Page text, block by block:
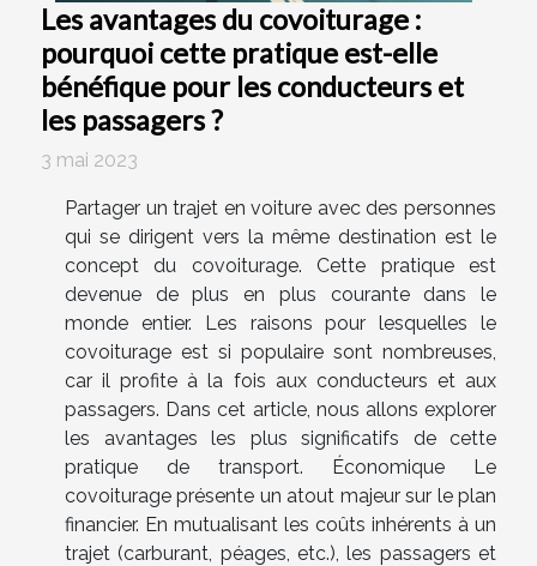
Les avantages du covoiturage :
pourquoi cette pratique est-elle
bénéfique pour les conducteurs et
les passagers ?
3 mai 2023
Partager un trajet en voiture avec des personnes
qui se dirigent vers la même destination est le
concept du covoiturage. Cette pratique est
devenue de plus en plus courante dans le
monde entier. Les raisons pour lesquelles le
covoiturage est si populaire sont nombreuses,
car il profite à la fois aux conducteurs et aux
passagers. Dans cet article, nous allons explorer
les avantages les plus significatifs de cette
pratique de transport. Économique Le
covoiturage présente un atout majeur sur le plan
financier. En mutualisant les coûts inhérents à un
trajet (carburant, péages, etc.), les passagers et